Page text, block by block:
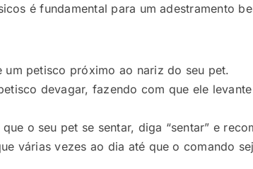
é fundamental para um adestramento
um petisco próximo ao nariz do seu pet.
devagar, fazendo com que ele
o seu pet se sentar, diga “sentar” e
várias vezes ao dia até que o comando